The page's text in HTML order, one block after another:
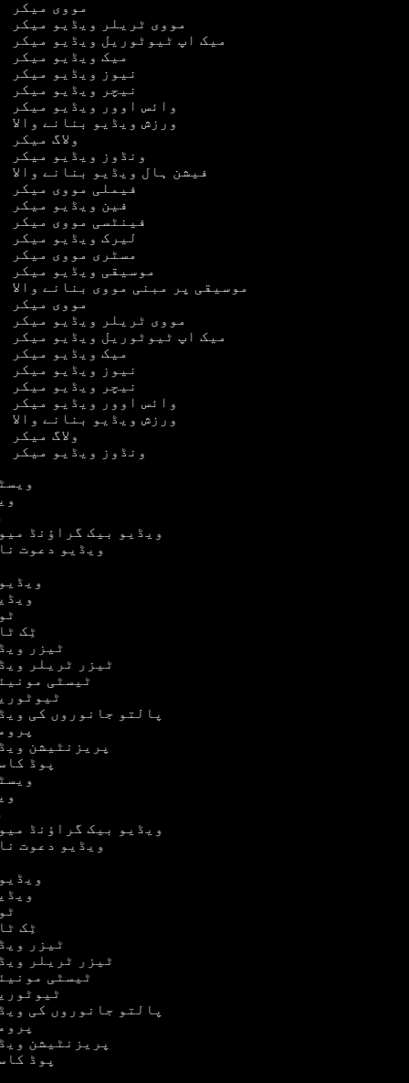
مووی میکر
مووی ٹریلر ویڈیو میکر
میک اپ ٹیوٹوریل ویڈیو میکر
میک ویڈیو میکر
نیوز ویڈیو میکر
نیچر ویڈیو میکر
وائس اوور ویڈیو میکر
ورزش ویڈیو بنانے والا
ولاگ میکر
ونڈوز ویڈیو میکر
فیشن ہال ویڈیو بنانے والا
فیملی مووی میکر
فین ویڈیو میکر
فینٹسی مووی میکر
لیرک ویڈیو میکر
مسٹری مووی میکر
موسیقی ویڈیو میکر
موسیقی پر مبنی مووی بنانے والا
مووی میکر
مووی ٹریلر ویڈیو میکر
میک اپ ٹیوٹوریل ویڈیو میکر
میک ویڈیو میکر
نیوز ویڈیو میکر
نیچر ویڈیو میکر
وائس اوور ویڈیو میکر
ورزش ویڈیو بنانے والا
ولاگ میکر
ونڈوز ویڈیو میکر
ویڈیو بیک گراؤنڈ
ویڈیو دعوت
ٹِک
ٹیزر
ٹیزر ٹریلر
ٹیسٹی
پالتو جانوروں کی
پریزنٹیشن
پوڈ
ویڈیو بیک گراؤنڈ
ویڈیو دعوت
ٹِک
ٹیزر
ٹیزر ٹریلر
ٹیسٹی
پالتو جانوروں کی
پریزنٹیشن
پوڈ